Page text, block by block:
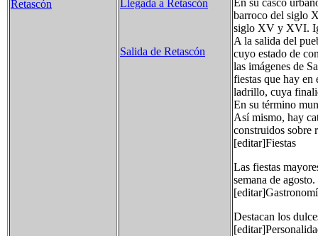
Retascón Llegada a Retascón
Salida de Retascón
En su casco
barroco del siglo
siglo XV y XVI.
A la salida del
cuyo estado de
las imágenes de
fiestas que hay
ladrillo, cuya
En su término
Así mismo, hay
construidos sobre
[editar]Fiestas
Las fiestas
semana de agosto.
Destacan los